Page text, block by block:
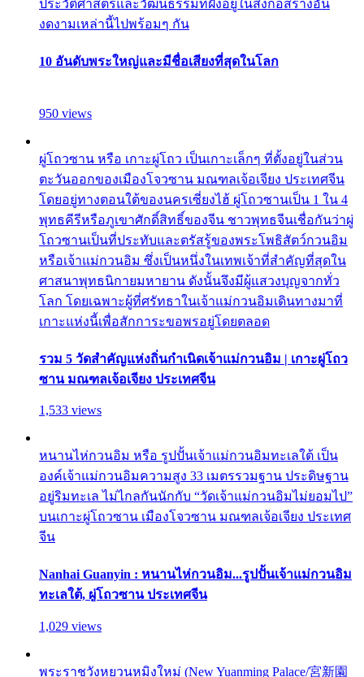
ประวัติศาสตร์และวัฒนธรรมที่ฝังอยู่ในสิ่งก่อสร้างอัน
งดงามเหล่านี้ไปพร้อมๆ กัน
10 อันดับพระใหญ่และมีชื่อเสียงที่สุดในโลก
950 views
ผู่โถวซาน หรือ เกาะผู่โถว เป็นเกาะเล็กๆ ที่ตั้งอยู่ในส่วน
ตะวันออกของเมืองโจวซาน มณฑลเจ้อเจียง ประเทศจีน
โดยอยู่ทางตอนใต้ของนครเซี่ยงไฮ้ ผู่โถวซานเป็น 1 ใน 4
พุทธคีรีหรือภูเขาศักดิ์สิทธิ์ของจีน ชาวพุทธจีนเชื่อกันว่าผู่
โถวซานเป็นที่ประทับและตรัสรู้ของพระโพธิสัตว์กวนอิม
หรือเจ้าแม่กวนอิม ซึ่งเป็นหนึ่งในเทพเจ้าที่สำคัญที่สุดใน
ศาสนาพุทธนิกายมหายาน ดังนั้นจึงมีผู้แสวงบุญจากทั่ว
โลก โดยเฉพาะผู้ที่ศรัทธาในเจ้าแม่กวนอิมเดินทางมาที่
เกาะแห่งนี้เพื่อสักการะขอพรอยู่โดยตลอด
รวม 5 วัดสำคัญแห่งถิ่นกำเนิดเจ้าแม่กวนอิม | เกาะผู่โถว
ซาน มณฑลเจ้อเจียง ประเทศจีน
1,533 views
หนานไห่กวนอิม หรือ รูปปั้นเจ้าแม่กวนอิมทะเลใต้ เป็น
องค์เจ้าแม่กวนอิมความสูง 33 เมตรรวมฐาน ประดิษฐาน
อยู่ริมทะเล ไม่ไกลกันนักกับ “วัดเจ้าแม่กวนอิมไม่ยอมไป”
บนเกาะผู่โถวซาน เมืองโจวซาน มณฑลเจ้อเจียง ประเทศ
จีน
Nanhai Guanyin : หนานไห่กวนอิม...รูปปั้นเจ้าแม่กวนอิม
ทะเลใต้, ผู่โถวซาน ประเทศจีน
1,029 views
พระราชวังหยวนหมิงใหม่ (New Yuanming Palace/宮新園